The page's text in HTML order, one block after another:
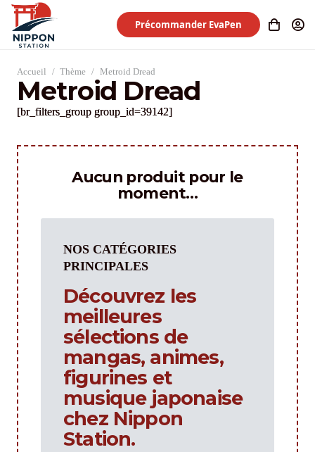
Précommander EvaPen
Accueil / Thème / Metroid Dread
Metroid Dread
[br_filters_group group_id=39142]
Aucun produit pour le
moment…
NOS CATÉGORIES
PRINCIPALES
Découvrez les
meilleures
sélections de
mangas, animes,
figurines et
musique japonaise
chez Nippon
Station.